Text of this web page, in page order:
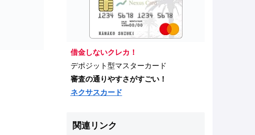
借金しないクレカ！
デポジット型マスターカード
審査の通りやすさがすごい！
ネクサスカード
関連リンク